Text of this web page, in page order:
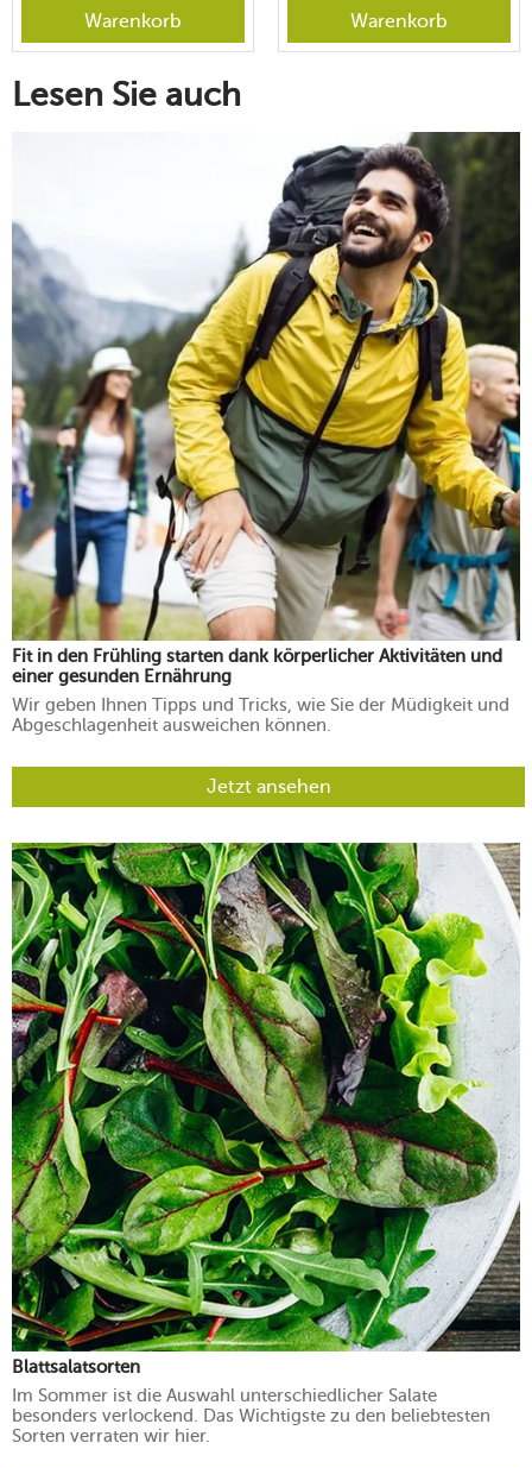
Warenkorb Warenkorb
Lesen Sie auch
Fit in den Frühling starten dank körperlicher Aktivitäten und
einer gesunden Ernährung
Wir geben Ihnen Tipps und Tricks, wie Sie der Müdigkeit und
Abgeschlagenheit ausweichen können.
Jetzt ansehen
Blattsalatsorten
Im Sommer ist die Auswahl unterschiedlicher Salate
besonders verlockend. Das Wichtigste zu den beliebtesten
Sorten verraten wir hier.